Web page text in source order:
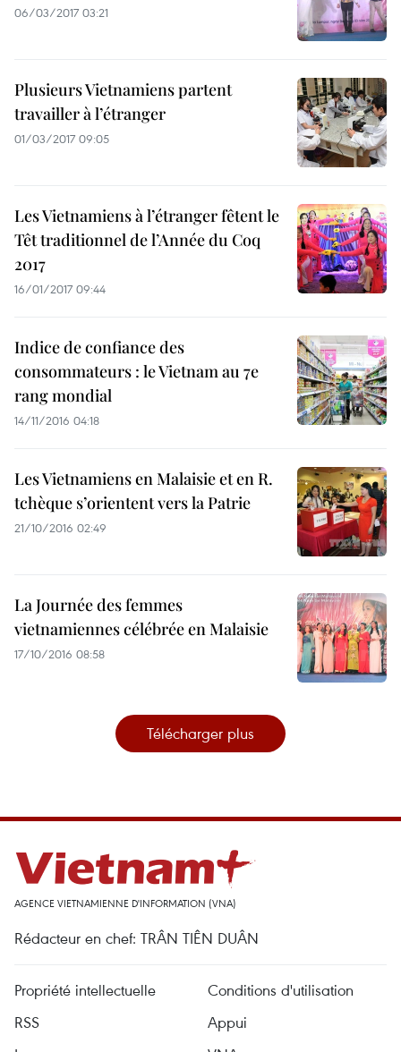
06/03/2017 03:21
Plusieurs Vietnamiens partent
travailler à l’étranger
01/03/2017 09:05
Les Vietnamiens à l’étranger fêtent le
Têt traditionnel de l’Année du Coq
2017
16/01/2017 09:44
Indice de confiance des
consommateurs : le Vietnam au 7e
rang mondial
14/11/2016 04:18
Les Vietnamiens en Malaisie et en R.
tchèque s’orientent vers la Patrie
21/10/2016 02:49
La Journée des femmes
vietnamiennes célébrée en Malaisie
17/10/2016 08:58
Télécharger plus
AGENCE VIETNAMIENNE D'INFORMATION (VNA)
Rédacteur en chef: TRÂN TIÊN DUÂN
Propriété intellectuelle
Conditions d'utilisation
RSS
Appui